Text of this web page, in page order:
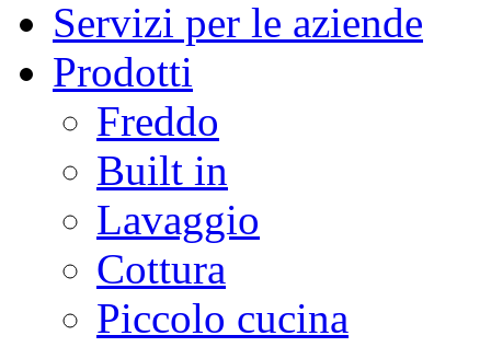
Servizi per le aziende
Prodotti
Freddo
Built in
Lavaggio
Cottura
Piccolo cucina